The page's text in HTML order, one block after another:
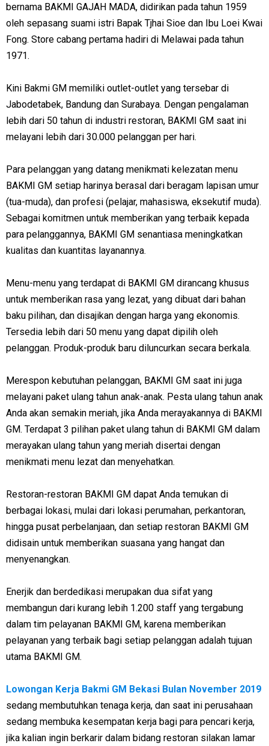
bernama BAKMI GAJAH MADA, didirikan pada tahun 1959
oleh sepasang suami istri Bapak Tjhai Sioe dan Ibu Loei Kwai
Fong. Store cabang pertama hadiri di Melawai pada tahun
1971.
Kini Bakmi GM memiliki outlet-outlet yang tersebar di
Jabodetabek, Bandung dan Surabaya. Dengan pengalaman
lebih dari 50 tahun di industri restoran, BAKMI GM saat ini
melayani lebih dari 30.000 pelanggan per hari.
Para pelanggan yang datang menikmati kelezatan menu
BAKMI GM setiap harinya berasal dari beragam lapisan umur
(tua-muda), dan profesi (pelajar, mahasiswa, eksekutif muda).
Sebagai komitmen untuk memberikan yang terbaik kepada
para pelanggannya, BAKMI GM senantiasa meningkatkan
kualitas dan kuantitas layanannya.
Menu-menu yang terdapat di BAKMI GM dirancang khusus
untuk memberikan rasa yang lezat, yang dibuat dari bahan
baku pilihan, dan disajikan dengan harga yang ekonomis.
Tersedia lebih dari 50 menu yang dapat dipilih oleh
pelanggan. Produk-produk baru diluncurkan secara berkala.
Merespon kebutuhan pelanggan, BAKMI GM saat ini juga
melayani paket ulang tahun anak-anak. Pesta ulang tahun anak
Anda akan semakin meriah, jika Anda merayakannya di BAKMI
GM. Terdapat 3 pilihan paket ulang tahun di BAKMI GM dalam
merayakan ulang tahun yang meriah disertai dengan
menikmati menu lezat dan menyehatkan.
Restoran-restoran BAKMI GM dapat Anda temukan di
berbagai lokasi, mulai dari lokasi perumahan, perkantoran,
hingga pusat perbelanjaan, dan setiap restoran BAKMI GM
didisain untuk memberikan suasana yang hangat dan
menyenangkan.
Enerjik dan berdedikasi merupakan dua sifat yang
membangun dari kurang lebih 1.200 staff yang tergabung
dalam tim pelayanan BAKMI GM, karena memberikan
pelayanan yang terbaik bagi setiap pelanggan adalah tujuan
utama BAKMI GM.
Lowongan Kerja Bakmi GM Bekasi Bulan November 2019
sedang membutuhkan tenaga kerja, dan saat ini perusahaan
sedang membuka kesempatan kerja bagi para pencari kerja,
jika kalian ingin berkarir dalam bidang restoran silakan lamar